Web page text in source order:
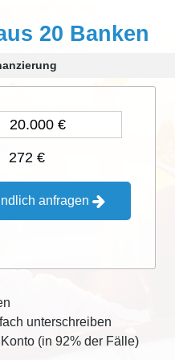
20 Banken
272 €
anfragen
unterschreiben
(in 92% der Fälle)